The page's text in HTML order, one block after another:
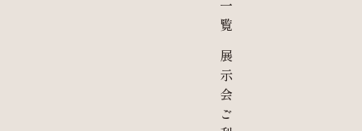
一
覧
展
示
会
ご